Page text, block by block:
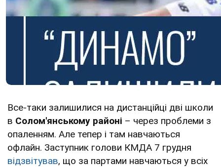
Все-таки залишилися на дистанційці дві школи
в Солом'янському районі – через проблеми з
опаленням. Але тепер і там навчаються
офлайн. Заступник голови КМДА 7 грудня
відзвітував, що за партами навчаються у всіх